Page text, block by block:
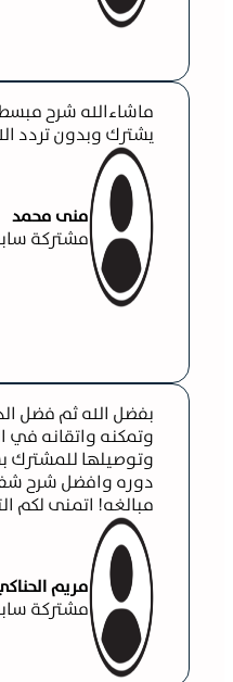
ماشاءالله شرح مبسط
يشترك وبدون تردد
منى محمد
مشتركة سابقة
بفضل الله ثم فضل
وتمكنه واتقانه في
وتوصيلها للمشترك
دوره وافضل شرح
مبالغه! اتمنى لكم
مريم الحناكي
مشتركة سابقة